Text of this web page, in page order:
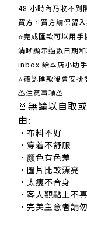
48 小時內乃收不到
買方，買方請保留
⭐完成匯款可以用
清晰顯示過數日期
inbox 給本店小助
⭐確認匯款後會安
⚠注意事項⚠
🚨無論以自取
由:
•布料
•穿着不
•颜色有
•圖片比
•太瘦不
•客人觀點
•完美主意者請